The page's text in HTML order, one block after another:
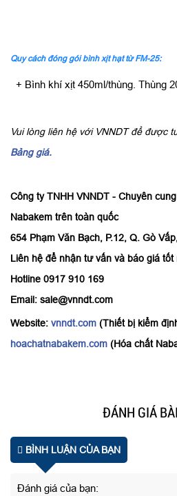
Quy cách đóng gói bình xịt hạt từ FM-25:
+ Bình khí xịt 450ml/thùng. Thùng
Vui lòng liên hệ với VNNDT để được
Bảng giá.
Công ty TNHH VNNDT - Chuyên
Nabakem trên toàn quốc
654 Phạm Văn Bạch, P.12, Q. Gò
Liên hệ để nhận tư vấn và báo giá tốt
Hotline 0917 910 169
Email: sale@vnndt.com
Website: vnndt.com (Thiết bị kiểm
hoachatnabakem.com (Hóa chất
ĐÁNH GIÁ
BÌNH LUẬN CỦA BẠN
Đánh giá của bạn: